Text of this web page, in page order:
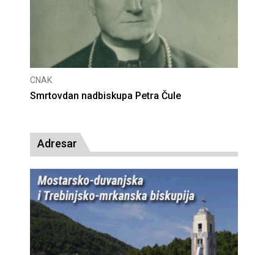
CNAK
Deseta obljetnica poništenja komunističke
Adresar